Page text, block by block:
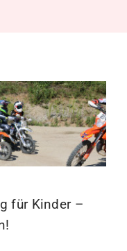
für Kinder –